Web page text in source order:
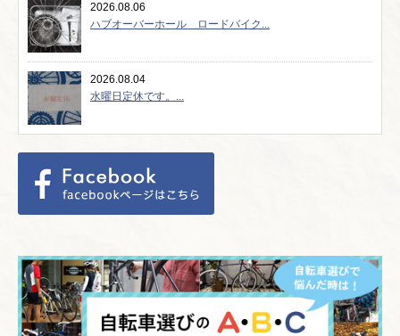
2026.08.06
ハブオーバーホール ロードバイク...
2026.08.04
水曜日定休です。...